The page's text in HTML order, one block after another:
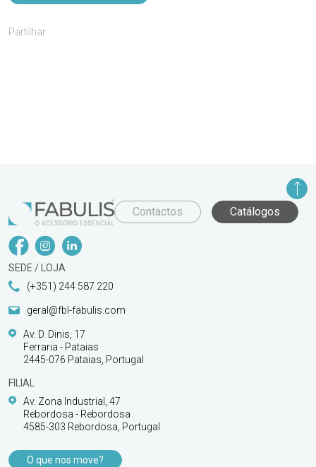
Partilhar
Contactos Catálogos
SEDE / LOJA
(+351) 244 587 220
geral@fbl-fabulis.com
Av. D. Dinis, 17
Ferraria - Pataias
2445-076 Pataias, Portugal
FILIAL
Av. Zona Industrial, 47
Rebordosa - Rebordosa
4585-303 Rebordosa, Portugal
O que nos move?